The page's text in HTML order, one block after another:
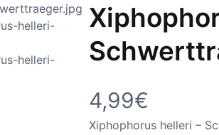
4,99€
Xiphophorus helleri –